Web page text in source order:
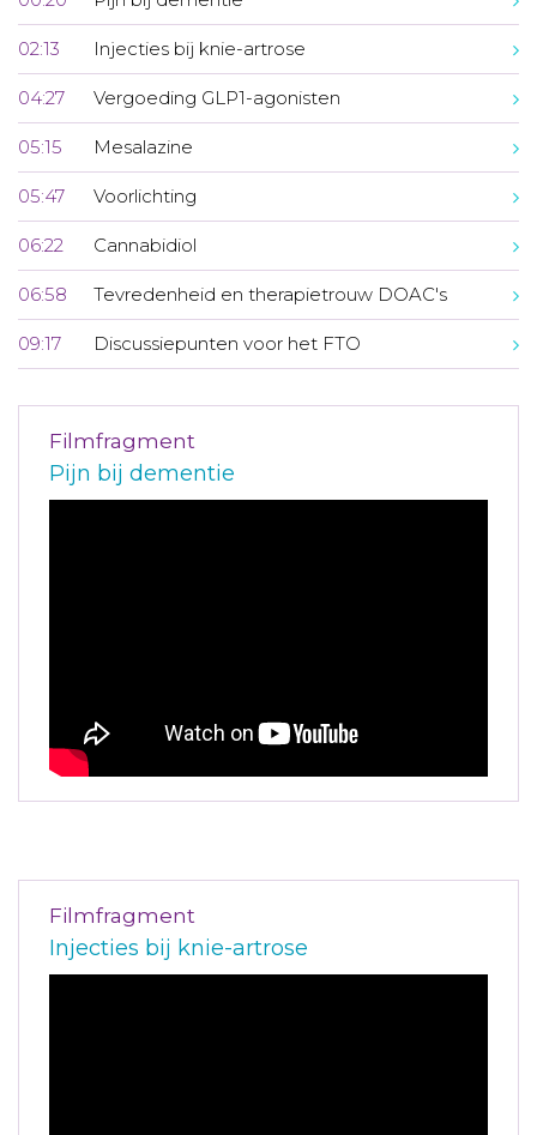
02:13 Injecties bij knie-artrose
04:27 Vergoeding GLP1-agonisten
05:15 Mesalazine
05:47 Voorlichting
06:22 Cannabidiol
06:58 Tevredenheid en therapietrouw DOAC's
09:17 Discussiepunten voor het FTO
Filmfragment
Pijn bij dementie
Filmfragment
Injecties bij knie-artrose